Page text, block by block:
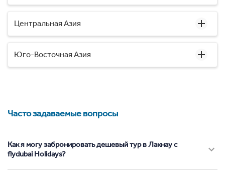
Центральная Азия
Юго-Восточная Азия
Часто задаваемые вопросы
Как я могу забронировать дешевый тур в Лакнау с
flydubai Holidays?